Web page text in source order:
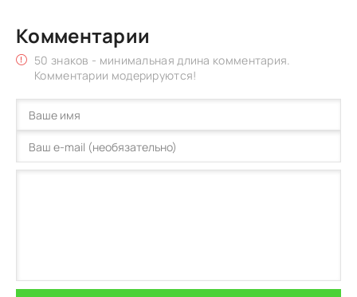
Комментарии
50 знаков - минимальная длина комментария.
Комментарии модерируются!